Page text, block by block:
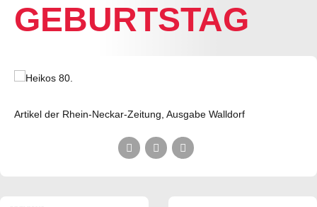
GEBURTSTAG
Artikel der Rhein-Neckar-Zeitung, Ausgabe Walldorf